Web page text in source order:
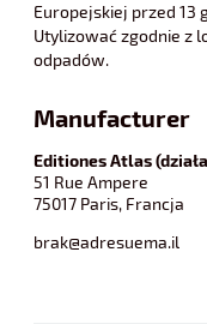
Europejskiej przed 13
Utylizować zgodnie z
odpadów.
Manufacturer
Editiones Atlas
51 Rue Ampere
75017 Paris, Francja
brak@adresuema.il